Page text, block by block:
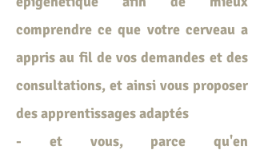
comprendre ce que votre cerveau a
appris au fil de vos demandes et des
consultations, et ainsi vous proposer
des apprentissages adaptés
- et vous, parce qu'en